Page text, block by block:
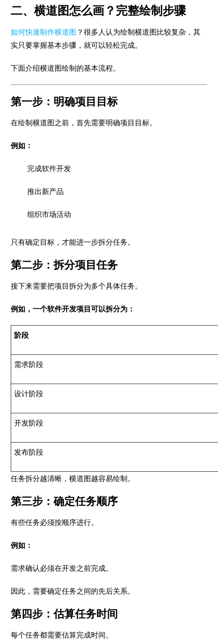
二、横道图怎么画？完整绘制步骤
如何快速制作横道图 ？很多人认为绘制横道图比较复杂，其
实只要掌握基本步骤，就可以轻松完成。
下面介绍横道图绘制的基本流程。
第一步：明确项目目标
在绘制横道图之前，首先需要明确项目目标。
例如：
完成软件开发
推出新产品
组织市场活动
只有确定目标，才能进一步拆分任务。
第二步：拆分项目任务
接下来需要把项目拆分为多个具体任务。
例如，一个软件开发项目可以拆分为：
阶段
需求阶段
设计阶段
开发阶段
发布阶段
任务拆分越清晰，横道图越容易绘制。
第三步：确定任务顺序
有些任务必须按顺序进行。
例如：
需求确认必须在开发之前完成。
因此，需要确定任务之间的先后关系。
第四步：估算任务时间
每个任务都需要估算完成时间。